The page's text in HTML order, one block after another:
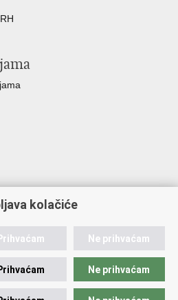
kolačiće
Ne prihvaćam
Ne prihvaćam